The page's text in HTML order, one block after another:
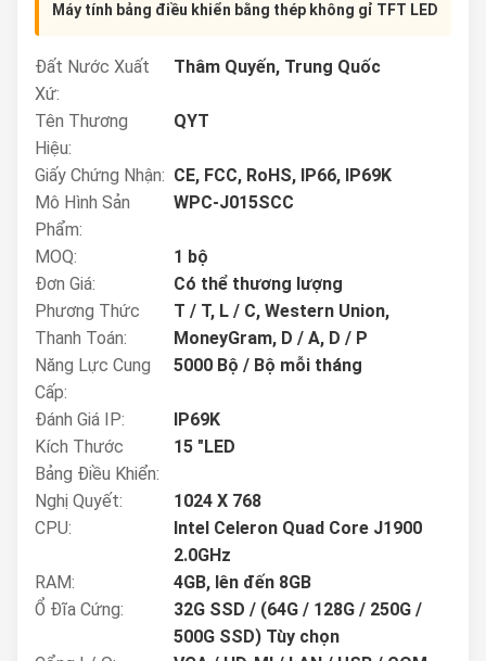
Máy tính bảng điều khiển bằng thép không gỉ TFT LED
Đất Nước Xuất
Xứ:
Thâm Quyến, Trung Quốc
Tên Thương
Hiệu:
QYT
Giấy Chứng Nhận: CE, FCC, RoHS, IP66, IP69K
Mô Hình Sản
Phẩm:
WPC-J015SCC
MOQ:
1 bộ
Đơn Giá:
Có thể thương lượng
Phương Thức
Thanh Toán:
T / T, L / C, Western Union,
MoneyGram, D / A, D / P
Năng Lực Cung
Cấp:
5000 Bộ / Bộ mỗi tháng
Đánh Giá IP:
IP69K
Kích Thước
Bảng Điều Khiển:
15 "LED
Nghị Quyết:
1024 X 768
CPU:
Intel Celeron Quad Core J1900
2.0GHz
RAM:
4GB, lên đến 8GB
Ổ Đĩa Cứng:
32G SSD / (64G / 128G / 250G /
500G SSD) Tùy chọn